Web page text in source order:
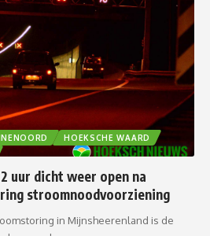
HOEKSCHE WAARD
uur dicht weer open na
stroomnoodvoorziening
in Mijnsheerenland is de